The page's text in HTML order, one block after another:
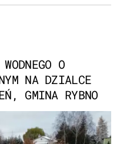
O
NA DZIALCE
GMINA RYBNO